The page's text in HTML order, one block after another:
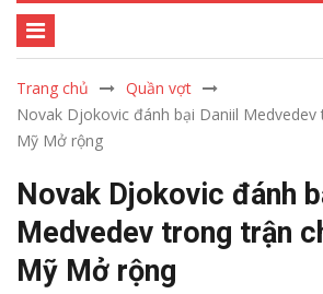
Trang chủ
Quần vợt
Novak Djokovic đánh bại Daniil
Mỹ Mở rộng
Novak Djokovic đánh
Medvedev trong trận
Mỹ Mở rộng